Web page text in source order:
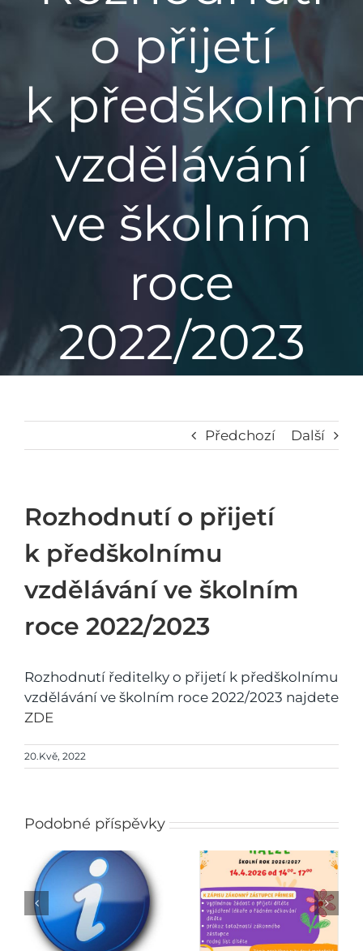
Základní škola
Mateřská škola
Družina
Školní poradenské pracoviště
Kontakt
o přijetí
k
vzdělávání
ve školním
roce
2022/2023
Předchozí Další
Rozhodnutí o přijetí
k předškolnímu
vzdělávání ve školním
roce 2022/2023
Rozhodnutí ředitelky o přijetí k předškolnímu
vzdělávání ve školním roce 2022/2023 najdete
ZDE
20.Kvě, 2022
Podobné příspěvky
Zápis do mateřské
školy
Jarmark